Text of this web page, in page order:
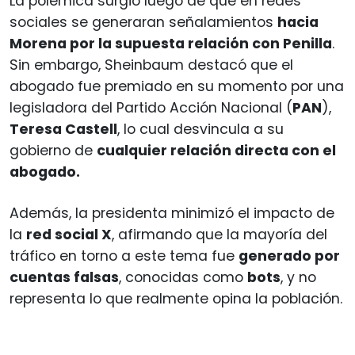
sociales se generaran señalamientos hacia
Morena por la supuesta relación con Penilla.
Sin embargo, Sheinbaum destacó que el
abogado fue premiado en su momento por una
legisladora del Partido Acción Nacional (PAN),
Teresa Castell, lo cual desvincula a su
gobierno de cualquier relación directa con el
abogado.
Además, la presidenta minimizó el impacto de
la red social X, afirmando que la mayoría del
tráfico en torno a este tema fue generado por
cuentas falsas, conocidas como bots, y no
representa lo que realmente opina la población.